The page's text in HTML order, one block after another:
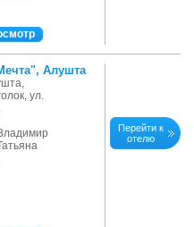
Алушта
ул.
Перейти к
отелю